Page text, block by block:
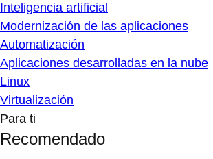
Inteligencia artificial
Modernización de las aplicaciones
Automatización
Aplicaciones desarrolladas en la nube
Linux
Virtualización
Para ti
Recomendado